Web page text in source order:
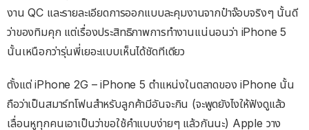
งาน QC และรายละเอียดการออกแบบละคุมงานจากป๋าจ๊อบจริงๆ นั้นดี
ว่าของทิมคุก แต่เรื่องประสิทธิภาพการทำงานแน่นอนว่า iPhone 5
นั้นเหนือกว่ารุ่นพี่เยอะแบบเห็นได้ชัดทีเดียว
ตั้งแต่ iPhone 2G – iPhone 5 ตำแหน่งในตลาดของ iPhone นั้น
ถือว่าเป็นสมาร์ทโฟนสำหรับลูกค้ามีอันจะกิน (จะพูดยังไงให้ฟังดูแล้ว
เลื่อนหูทุกคนเอาเป็นว่าขอใช้คำแบบง่ายๆ แล้วกันนะ) Apple วาง